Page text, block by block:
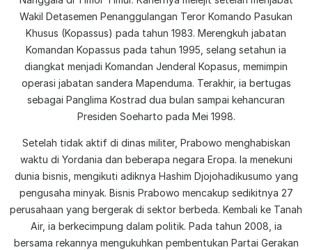
Wakil Detasemen Penanggulangan Teror Komando Pasukan
Khusus (Kopassus) pada tahun 1983. Merengkuh jabatan
Komandan Kopassus pada tahun 1995, selang setahun ia
diangkat menjadi Komandan Jenderal Kopasus, memimpin
operasi jabatan sandera Mapenduma. Terakhir, ia bertugas
sebagai Panglima Kostrad dua bulan sampai kehancuran
Presiden Soeharto pada Mei 1998.
Setelah tidak aktif di dinas militer, Prabowo menghabiskan
waktu di Yordania dan beberapa negara Eropa. Ia menekuni
dunia bisnis, mengikuti adiknya Hashim Djojohadikusumo yang
pengusaha minyak. Bisnis Prabowo mencakup sedikitnya 27
perusahaan yang bergerak di sektor berbeda. Kembali ke Tanah
Air, ia berkecimpung dalam politik. Pada tahun 2008, ia
bersama rekannya mengukuhkan pembentukan Partai Gerakan